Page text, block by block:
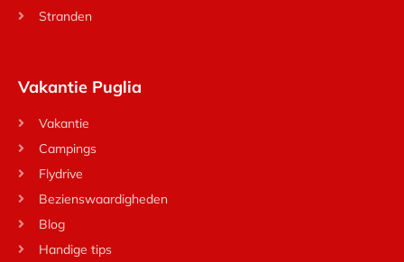
Stranden
Vakantie Puglia
Vakantie
Campings
Flydrive
Bezienswaardigheden
Blog
Handige tips